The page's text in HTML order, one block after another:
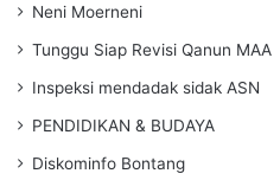
Neni Moerneni
Tunggu Siap Revisi Qanun MAA
Inspeksi mendadak sidak ASN
PENDIDIKAN & BUDAYA
Diskominfo Bontang